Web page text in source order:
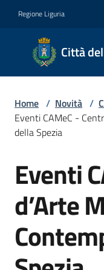
Regione Liguria
Città
Città
della
d'oro al
Civile
Medaglia
al Valor
Militare
Home / Novità /
Eventi CAMeC -
della Spezia
Salta al contenuto
Eventi
d’Arte